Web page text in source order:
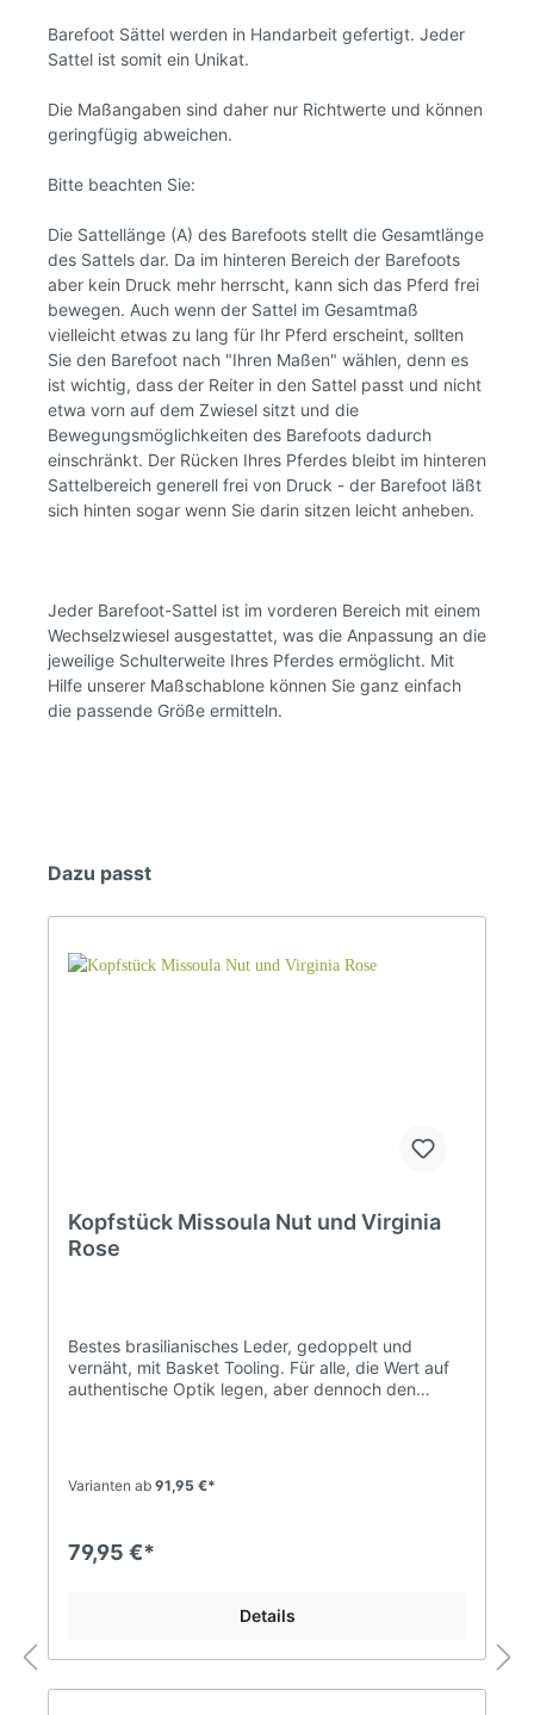
Barefoot Sättel werden in Handarbeit gefertigt. Jeder
Sattel ist somit ein Unikat.
Die Maßangaben sind daher nur Richtwerte und können
geringfügig abweichen.
Bitte beachten Sie:
Die Sattellänge (A) des Barefoots stellt die Gesamtlänge
des Sattels dar. Da im hinteren Bereich der Barefoots
aber kein Druck mehr herrscht, kann sich das Pferd frei
bewegen. Auch wenn der Sattel im Gesamtmaß
vielleicht etwas zu lang für Ihr Pferd erscheint, sollten
Sie den Barefoot nach "Ihren Maßen" wählen, denn es
ist wichtig, dass der Reiter in den Sattel passt und nicht
etwa vorn auf dem Zwiesel sitzt und die
Bewegungsmöglichkeiten des Barefoots dadurch
einschränkt. Der Rücken Ihres Pferdes bleibt im hinteren
Sattelbereich generell frei von Druck - der Barefoot läßt
sich hinten sogar wenn Sie darin sitzen leicht anheben.
Jeder Barefoot-Sattel ist im vorderen Bereich mit einem
Wechselzwiesel ausgestattet, was die Anpassung an die
jeweilige Schulterweite Ihres Pferdes ermöglicht. Mit
Hilfe unserer Maßschablone können Sie ganz einfach
die passende Größe ermitteln.
Dazu passt
Kopfstück Missoula Nut und Virginia
Rose
Bestes brasilianisches Leder, gedoppelt und
vernäht, mit Basket Tooling. Für alle, die Wert auf
authentische Optik legen, aber dennoch den
schnelles Austauschen von Gebissen oder
Rose: Basket Tooling dezentes Padding unter
Stirnband und Genickstück Quick-Change-Enden
Varianten ab 91,95 €*
79,95 €*
Details